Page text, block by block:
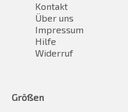
Kontakt
Über uns
Impressum
Hilfe
Widerruf
Größen